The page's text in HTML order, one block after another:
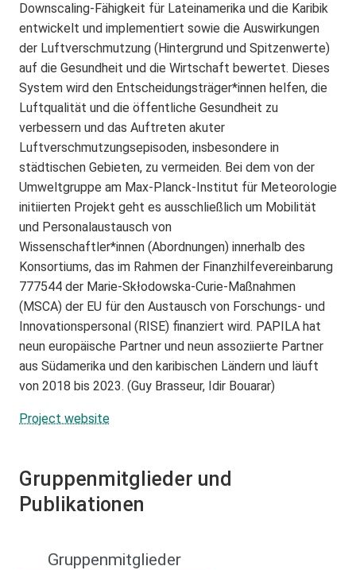
Downscaling-Fähigkeit für Lateinamerika und die Karibik
entwickelt und implementiert sowie die Auswirkungen
der Luftverschmutzung (Hintergrund und Spitzenwerte)
auf die Gesundheit und die Wirtschaft bewertet. Dieses
System wird den Entscheidungsträger*innen helfen, die
Luftqualität und die öffentliche Gesundheit zu
verbessern und das Auftreten akuter
Luftverschmutzungsepisoden, insbesondere in
städtischen Gebieten, zu vermeiden. Bei dem von der
Umweltgruppe am Max-Planck-Institut für Meteorologie
initiierten Projekt geht es ausschließlich um Mobilität
und Personalaustausch von
Wissenschaftler*innen (Abordnungen) innerhalb des
Konsortiums, das im Rahmen der Finanzhilfevereinbarung
777544 der Marie-Skłodowska-Curie-Maßnahmen
(MSCA) der EU für den Austausch von Forschungs- und
Innovationspersonal (RISE) finanziert wird. PAPILA hat
neun europäische Partner und neun assoziierte Partner
aus Südamerika und den karibischen Ländern und läuft
von 2018 bis 2023. (Guy Brasseur, Idir Bouarar)
Project website
Gruppenmitglieder und
Publikationen
Gruppenmitglieder